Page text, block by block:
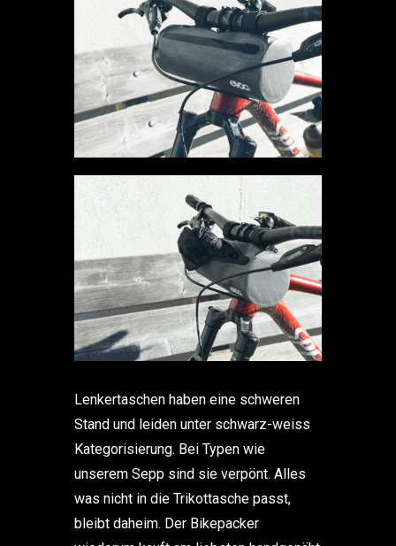
Lenkertaschen haben eine schweren
Stand und leiden unter schwarz-weiss
Kategorisierung. Bei Typen wie
unserem Sepp sind sie verpönt. Alles
was nicht in die Trikottasche passt,
bleibt daheim. Der Bikepacker